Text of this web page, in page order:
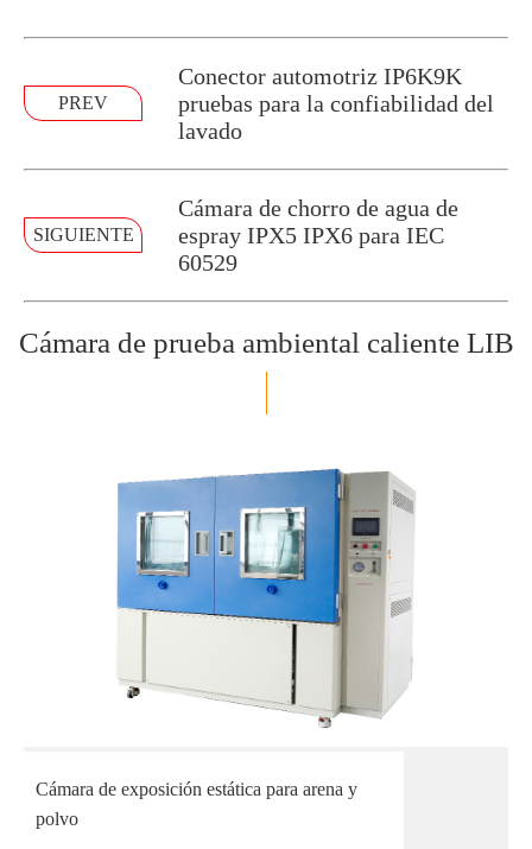
PREV
Conector automotriz IP6K9K
pruebas para la confiabilidad del
lavado
SIGUIENTE
Cámara de chorro de agua de
espray IPX5 IPX6 para IEC
60529
Cámara de prueba ambiental caliente LIB
Cámara de exposición estática para arena y
polvo